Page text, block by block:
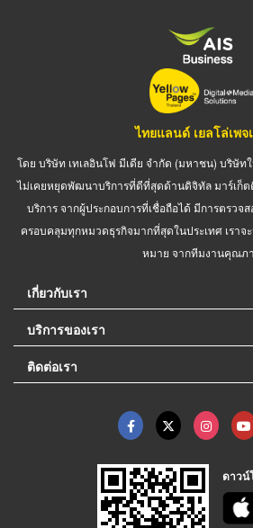
ไทยแลนด์ เยลโล่เพจ
โดย บริษัท เทเลอินโฟ มีเดีย จำกัด (มหาชน) บริษัทใ
ไม่เคยหยุดพัฒนาบริการที่ดีที่สุดด้านดิจิทัล มาร์เก็ต
บริการ จากผู้ประกอบการที่เชื่อถือได้ มีการตรวจ
ครอบคลุมทุกหมวดธุรกิจมากที่สุดในประเทศ เรา
หมาย จากทีมงานคุณภ
เกี่ยวกับเรา
บริการของเรา
ติดต่อเรา
ดาวน์